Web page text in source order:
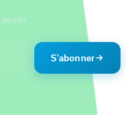
un clic.
S'abonner